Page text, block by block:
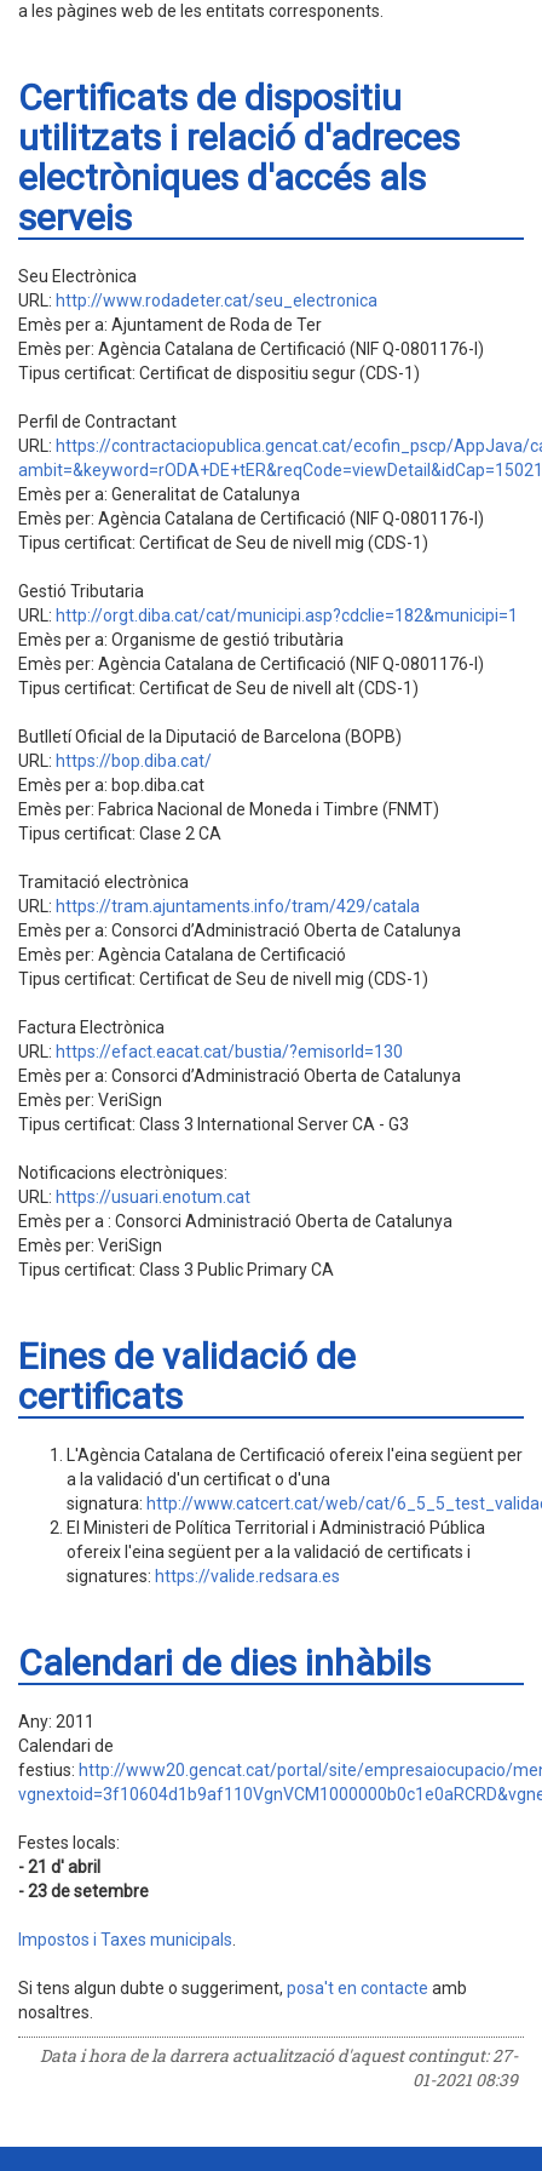
a les pàgines web de les entitats corresponents.
Certificats de dispositiu
utilitzats i relació d'adreces
electròniques d'accés als
serveis
Seu Electrònica
URL: http://www.rodadeter.cat/seu_electronica
Emès per a: Ajuntament de Roda de Ter
Emès per: Agència Catalana de Certificació (NIF Q-0801176-I)
Tipus certificat: Certificat de dispositiu segur (CDS-1)
Perfil de Contractant
URL: https://contractaciopublica.gencat.cat/ecofin_pscp/AppJava/
Emès per a: Generalitat de Catalunya
Emès per: Agència Catalana de Certificació (NIF Q-0801176-I)
Tipus certificat: Certificat de Seu de nivell mig (CDS-1)
Gestió Tributaria
URL: http://orgt.diba.cat/cat/municipi.asp?cdclie=182&municipi=1
Emès per a: Organisme de gestió tributària
Emès per: Agència Catalana de Certificació (NIF Q-0801176-I)
Tipus certificat: Certificat de Seu de nivell alt (CDS-1)
Butlletí Oficial de la Diputació de Barcelona (BOPB)
URL: https://bop.diba.cat/
Emès per a: bop.diba.cat
Emès per: Fabrica Nacional de Moneda i Timbre (FNMT)
Tipus certificat: Clase 2 CA
Tramitació electrònica
URL: https://tram.ajuntaments.info/tram/429/catala
Emès per a: Consorci d’Administració Oberta de Catalunya
Emès per: Agència Catalana de Certificació
Tipus certificat: Certificat de Seu de nivell mig (CDS-1)
Factura Electrònica
URL: https://efact.eacat.cat/bustia/?emisorId=130
Emès per a: Consorci d’Administració Oberta de Catalunya
Emès per: VeriSign
Tipus certificat: Class 3 International Server CA - G3
Notificacions electròniques:
URL: https://usuari.enotum.cat
Emès per a : Consorci Administració Oberta de Catalunya
Emès per: VeriSign
Tipus certificat: Class 3 Public Primary CA
Eines de validació de
certificats
L'Agència Catalana de Certificació ofereix l'eina següent per
a la validació d'un certificat o d'una
signatura: http://www.catcert.cat/web/cat/
El Ministeri de Política Territorial i Administració Pública
ofereix l'eina següent per a la validació de certificats i
signatures: https://valide.redsara.es
Calendari de dies inhàbils
Any: 2011
Calendari de
festius: http://www20.gencat.cat/portal/site/empresaiocupacio/
Festes locals:
- 21 d' abril
- 23 de setembre
Impostos i Taxes municipals
Si tens algun dubte o suggeriment, posa't en contacte amb
nosaltres.
Data i hora de la darrera actualització d'aquest contingut:27-
01-2021 08:39